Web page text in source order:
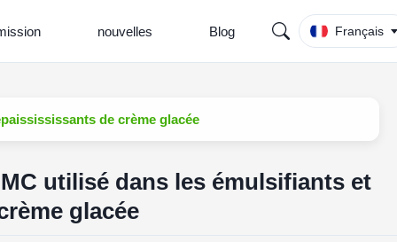
nouvelles Blog Français
de crème glacée
utilisé dans les émulsifiants et
glacée